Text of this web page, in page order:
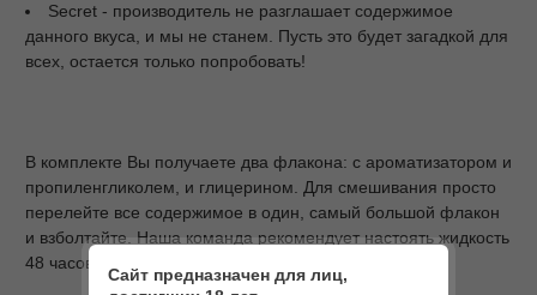
Secret - производитель не разглашает содержимое
данного вкуса, и мы не станем. Пусть это будет загадкой для
всех, остается только попробовать!
В комплекте Вы получаете два флакона: с ароматизатором и
пропиленгликолем, и глицерином. Для смешивания просто
перелейте все содержимое в один, самый большой флакон
и взболтайте. Наша команда рекомендует настоять жидкость
48 часов для достижения наилучшего результата.
Сайт предназначен для лиц,